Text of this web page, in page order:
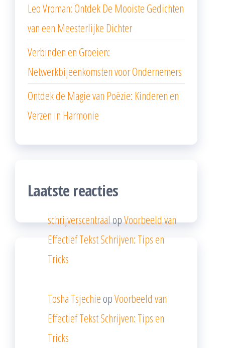
Leo Vroman: Ontdek De Mooiste Gedichten
van een Meesterlijke Dichter
Verbinden en Groeien:
Netwerkbijeenkomsten voor Ondernemers
Ontdek de Magie van Poëzie: Kinderen en
Verzen in Harmonie
Laatste reacties
schrijverscentraalopVoorbeeld van
Effectief Tekst Schrijven: Tips en
Tricks
Tosha Tsjechie opVoorbeeld van
Effectief Tekst Schrijven: Tips en
Tricks